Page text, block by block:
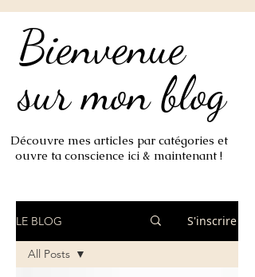
Bienvenue
sur mon blog
Bienvenue
sur mon blog
Découvre mes articles par catégories et
ouvre ta conscience ici & maintenant !
LE BLOG S'inscrire
All Posts